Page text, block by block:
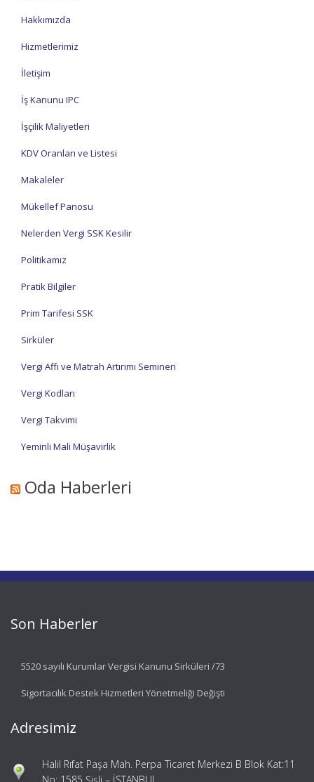
Hakkımızda
Hizmetlerimiz
İletişim
İş Kanunu IPC
İşçilik Maliyetleri
KDV Oranları ve Listesi
Makaleler
Mükellef Panosu
Nelerden Vergi SSK Kesilir
Politikamız
Pratik Bilgiler
Prim Tarifesi SSK
Sirküler
Vergi Affı ve Matrah Artırımı Semineri
Vergi Kodları
Vergi Takvimi
Yeminli Mali Müşavirlik
Oda Haberleri
Son Haberler
5520 sayılı Kurumlar Vergisi Kanunu Sirküleri /73
Sigortacılık Destek Hizmetleri Yönetmeliği Değişti
Adresimiz
Halil Rıfat Paşa Mah. Perpa Ticaret Merkezi B Blok Kat:11
No: 1585 Şişli – İSTANBUL